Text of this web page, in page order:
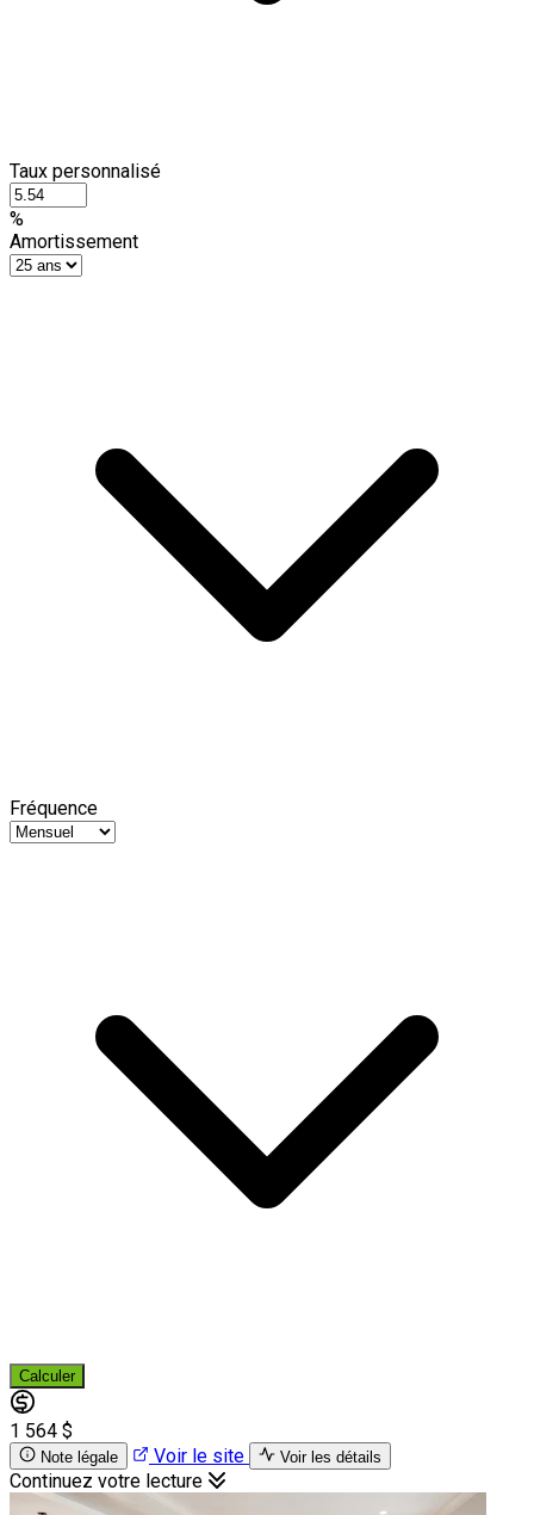
Taux personnalisé
%
Amortissement
Fréquence
Calculer
1 564 $
Note légale Voir le site Voir les détails
Continuez votre lecture